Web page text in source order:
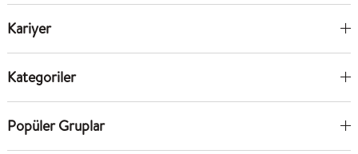
Kariyer
Kategoriler
Popüler Gruplar